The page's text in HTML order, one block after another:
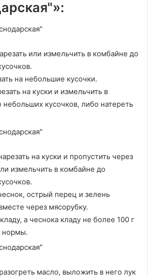
или измельчить в комбайне до
на небольшие кусочки.
на куски и измельчить в
небольших кусочков, либо натереть
на куски и пропустить через
измельчить в комбайне до
острый перец и зелень
через мясорубку.
а чеснока кладу не более 100 г
нормы.
масло, выложить в него лук